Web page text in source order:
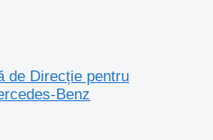
de Direcție pentru
Benz